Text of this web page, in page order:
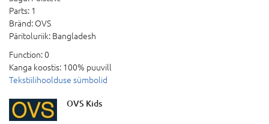
Parts: 1
Bränd: OVS
Päritoluriik: Bangladesh
Function:0
Kanga koostis: 100% puuvill
Tekstiilihoolduse sümbolid
OVS Kids